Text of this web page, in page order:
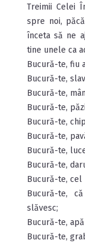
Treimii Celei
spre noi,
înceta să ne
tine unele ca
Bucură-te, fiu
Bucură-te,
Bucură-te,
Bucură-te,
Bucură-te,
Bucură-te,
Bucură-te,
Bucură-te,
Bucură-te, cel
Bucură-te,
slăvesc;
Bucură-te,
Bucură-te,